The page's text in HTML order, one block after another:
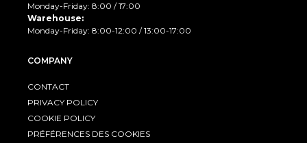
Monday-Friday: 8:00 / 17:00
Warehouse:
Monday-Friday: 8:00-12:00 / 13:00-17:00
COMPANY
CONTACT
PRIVACY POLICY
COOKIE POLICY
PRÉFÉRENCES DES COOKIES